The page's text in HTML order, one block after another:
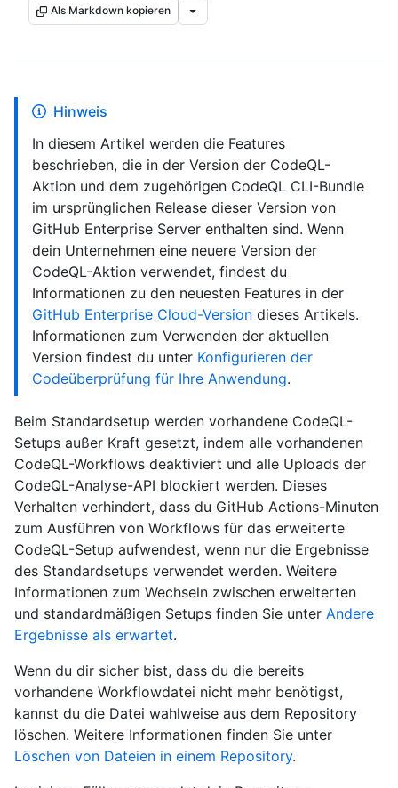
Als Markdown kopieren
Hinweis
In diesem Artikel werden die Features
beschrieben, die in der Version der CodeQL-
Aktion und dem zugehörigen CodeQL CLI-Bundle
im ursprünglichen Release dieser Version von
GitHub Enterprise Server enthalten sind. Wenn
dein Unternehmen eine neuere Version der
CodeQL-Aktion verwendet, findest du
Informationen zu den neuesten Features in der
GitHub Enterprise Cloud-Version dieses Artikels.
Informationen zum Verwenden der aktuellen
Version findest du unter Konfigurieren der
Codeüberprüfung für Ihre Anwendung.
Beim Standardsetup werden vorhandene CodeQL-
Setups außer Kraft gesetzt, indem alle vorhandenen
CodeQL-Workflows deaktiviert und alle Uploads der
CodeQL-Analyse-API blockiert werden. Dieses
Verhalten verhindert, dass du GitHub Actions-Minuten
zum Ausführen von Workflows für das erweiterte
CodeQL-Setup aufwendest, wenn nur die Ergebnisse
des Standardsetups verwendet werden. Weitere
Informationen zum Wechseln zwischen erweiterten
und standardmäßigen Setups finden Sie unter Andere
Ergebnisse als erwartet.
Wenn du dir sicher bist, dass du die bereits
vorhandene Workflowdatei nicht mehr benötigst,
kannst du die Datei wahlweise aus dem Repository
löschen. Weitere Informationen finden Sie unter
Löschen von Dateien in einem Repository.